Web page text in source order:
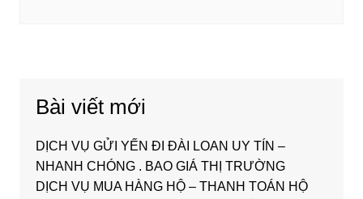
Bài viết mới
DỊCH VỤ GỬI YẾN ĐI ĐÀI LOAN UY TÍN –
NHANH CHÓNG . BAO GIÁ THỊ TRƯỜNG
DỊCH VỤ MUA HÀNG HỘ – THANH TOÁN HỘ